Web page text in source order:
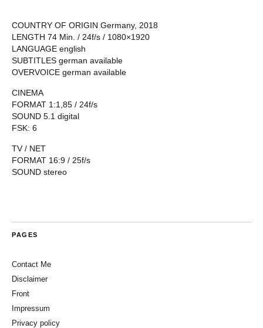
COUNTRY OF ORIGIN Germany, 2018
LENGTH 74 Min. / 24f/s / 1080×1920
LANGUAGE english
SUBTITLES german available
OVERVOICE german available
CINEMA
FORMAT 1:1,85 / 24f/s
SOUND 5.1 digital
FSK: 6
TV / NET
FORMAT 16:9 / 25f/s
SOUND stereo
PAGES
Contact Me
Disclaimer
Front
Impressum
Privacy policy